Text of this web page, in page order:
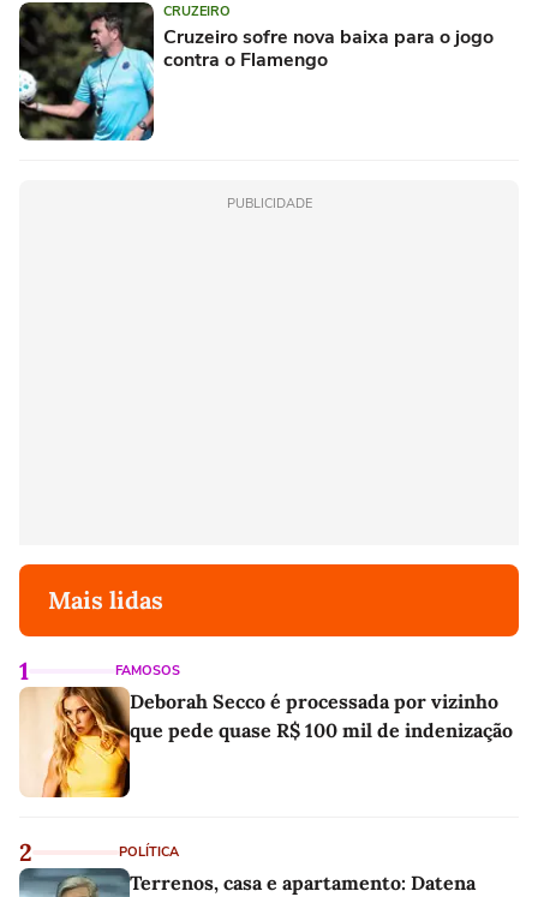
CRUZEIRO
Cruzeiro sofre nova baixa para o jogo
contra o Flamengo
PUBLICIDADE
Mais lidas
1 FAMOSOS
Deborah Secco é processada por vizinho
que pede quase R$ 100 mil de indenização
2 POLÍTICA
Terrenos, casa e apartamento: Datena